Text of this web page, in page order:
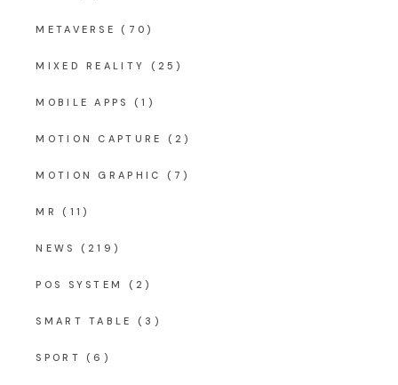
METAVERSE (70)
MIXED REALITY (25)
MOBILE APPS (1)
MOTION CAPTURE (2)
MOTION GRAPHIC (7)
MR (11)
NEWS (219)
POS SYSTEM (2)
SMART TABLE (3)
SPORT (6)